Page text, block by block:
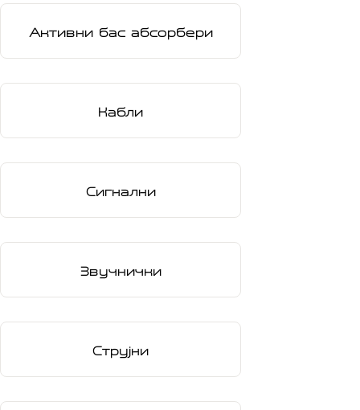
Активни бас абсорбери
Кабли
Сигнални
Звучнички
Струјни